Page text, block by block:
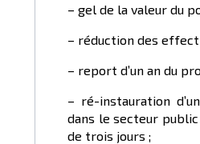
– gel de la valeur du
– réduction des
– report d’un an du
– ré-instauration
dans le secteur public
de trois jours ;